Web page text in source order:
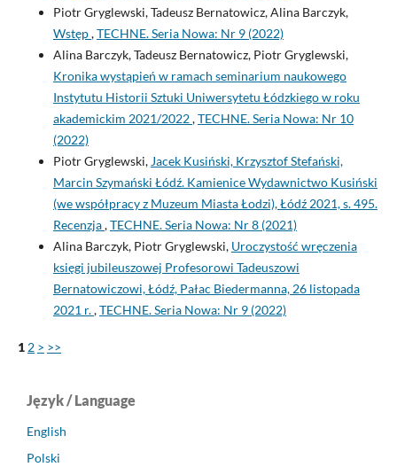
Piotr Gryglewski, Tadeusz Bernatowicz, Alina Barczyk,
Wstęp,TECHNE. Seria Nowa: Nr 9 (2022)
Alina Barczyk, Tadeusz Bernatowicz, Piotr Gryglewski,
Kronika wystąpień w ramach seminarium naukowego
Instytutu Historii Sztuki Uniwersytetu Łódzkiego w roku
akademickim 2021/2022,TECHNE. Seria Nowa: Nr 10
(2022)
Piotr Gryglewski, Jacek Kusiński, Krzysztof Stefański,
Marcin Szymański Łódź. Kamienice Wydawnictwo Kusiński
(we współpracy z Muzeum Miasta Łodzi), Łódź 2021, s. 495.
Recenzja,TECHNE. Seria Nowa: Nr 8 (2021)
Alina Barczyk, Piotr Gryglewski, Uroczystość wręczenia
księgi jubileuszowej Profesorowi Tadeuszowi
Bernatowiczowi, Łódź, Pałac Biedermanna, 26 listopada
2021 r.,TECHNE. Seria Nowa: Nr 9 (2022)
1 2 > >>
Język / Language
English
Polski